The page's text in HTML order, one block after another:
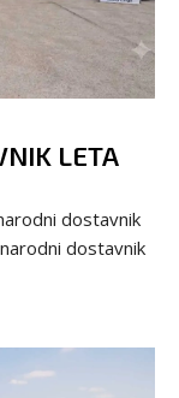
LETA
dostavnik
dostavnik